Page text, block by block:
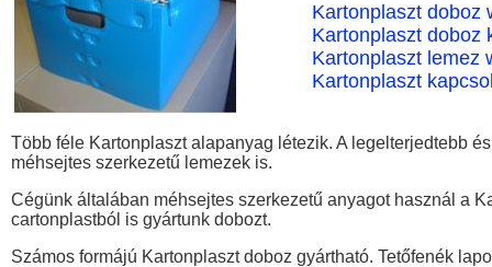
Kartonplaszt doboz
Kartonplaszt doboz
Kartonplaszt lemez
Kartonplaszt
Több féle Kartonplaszt alapanyag létezik. A legelterjedtebb
méhsejtes szerkezetű lemezek is.
Cégünk általában méhsejtes szerkezetű anyagot használ a
cartonplastból is gyártunk dobozt.
Számos formájú Kartonplaszt doboz gyártható. Tetőfenék